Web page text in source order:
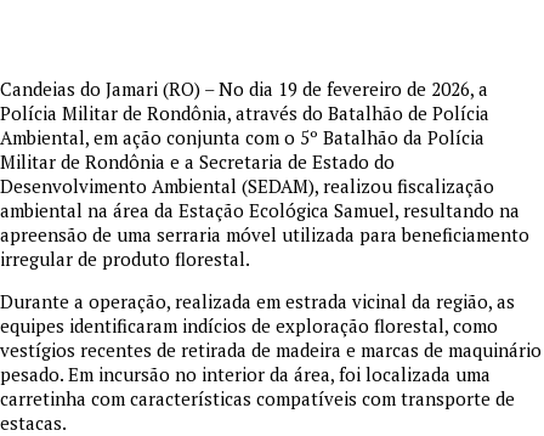
Candeias do Jamari (RO) – No dia 19 de fevereiro de 2026, a
Polícia Militar de Rondônia, através do Batalhão de Polícia
Ambiental, em ação conjunta com o 5º Batalhão da Polícia
Militar de Rondônia e a Secretaria de Estado do
Desenvolvimento Ambiental (SEDAM), realizou fiscalização
ambiental na área da Estação Ecológica Samuel, resultando na
apreensão de uma serraria móvel utilizada para beneficiamento
irregular de produto florestal.
Durante a operação, realizada em estrada vicinal da região, as
equipes identificaram indícios de exploração florestal, como
vestígios recentes de retirada de madeira e marcas de maquinário
pesado. Em incursão no interior da área, foi localizada uma
carretinha com características compatíveis com transporte de
estacas.